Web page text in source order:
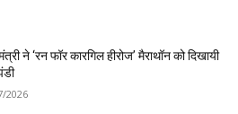
ने ‘रन फॉर कारगिल हीरोज’ मैराथॉन को दिखायी
2026